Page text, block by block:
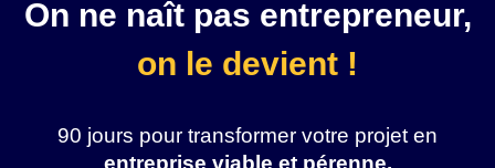
On ne naît pas entrepreneur,
on le devient !
90 jours pour transformer votre projet en
entreprise viable et pérenne.